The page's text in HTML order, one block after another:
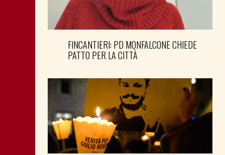
FINCANTIERI: PD MONFALCONE CHIEDE
PATTO PER LA CITTÀ